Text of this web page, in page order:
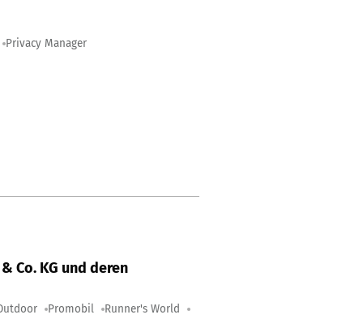
Privacy Manager
Co. KG und deren
Promobil Runner's World